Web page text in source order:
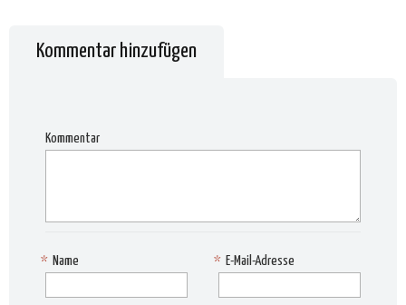
Kommentar hinzufügen
Kommentar
Name
* E-Mail-Adresse
*